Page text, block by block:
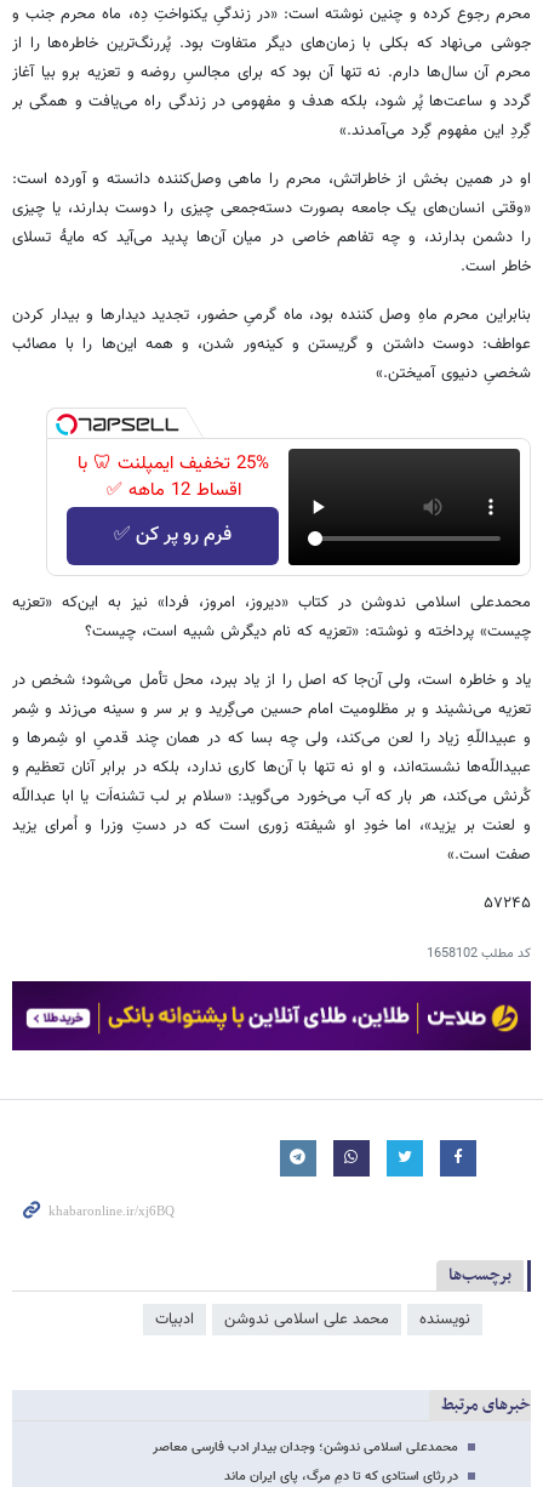
محرم رجوع کرده و چنین نوشته است: «در زندگیِ یکنواختِ دِه، ماه محرم جنب و
جوشی می‌نهاد که بکلی با زمان‌های دیگر متفاوت بود. پُررنگ‌ترین خاطره‌ها را از
محرم آن سال‌ها دارم. نه تنها آن بود که برای مجالسِ روضه و تعزیه برو بیا آغاز
گردد و ساعت‌ها پُر شود، بلکه هدف و مفهومی در زندگی راه می‌یافت و همگی بر
گِردِ این مفهوم گِرد می‌آمدند.»
او در همین بخش از خاطراتش، محرم را ماهی وصل‌کننده دانسته و آورده است:
«وقتی انسان‌های یک جامعه بصورت دسته‌جمعی چیزی را دوست بدارند، یا چیزی
را دشمن بدارند، و چه تفاهم خاصی در میان آن‌ها پدید می‌آید که مایۀ تسلای
خاطر است.
بنابراین محرم ماهِ وصل کننده بود، ماه گرمیِ حضور، تجدید دیدارها و بیدار کردن
عواطف: دوست داشتن و گریستن و کینه‌ور شدن، و همه این‌ها را با مصائب
شخصیِ دنیوی آمیختن.»
25% تخفیف ایمپلنت 🦷 با
اقساط 12 ماهه ✅
فرم رو پر کن ✅
محمدعلی اسلامی ندوشن در کتاب «دیروز، امروز، فردا» نیز به این‌که «تعزیه
چیست» پرداخته و نوشته: «تعزیه که نام دیگرش شبیه است، چیست؟
یاد و خاطره است، ولی آن‌جا که اصل را از یاد ببرد، محل تأمل می‌شود؛ شخص در
تعزیه می‌نشیند و بر مظلومیت امام حسین می‌گِرید و بر سر و سینه می‌زند و شِمر
و عبیداللّهِ زیاد را لعن می‌کند، ولی چه بسا که در همان چند قدمیِ او شِمرها و
عبیداللّه‌ها نشسته‌اند، و او نه ‌تنها با آن‌ها کاری ندارد، بلکه در برابر آنان تعظیم و
کُرنش می‌کند، هر بار که آب می‌خورد می‌گوید: «سلام بر لب تشنه‌اَت یا ابا عبداللّه
و لعنت بر یزید»، اما خودِ او شیفته زوری است که در دستِ وزرا و اُمرای یزید
صفت است.»
۵۷۲۴۵
کد مطلب1658102
برچسب‌ها
نویسنده محمد علی اسلامی ندوشن ادبیات
خبرهای مرتبط
محمدعلی اسلامی ندوشن؛ وجدان بیدار ادب فارسی معاصر
در رثای استادی که تا دمِ مرگ، پای ایران ماند